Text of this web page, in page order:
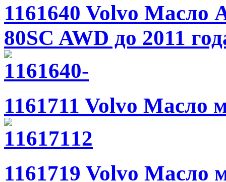
1161640 Volvo
80SC AWD до 2011
1161711 Volvo Масло
1161719 Volvo Масло